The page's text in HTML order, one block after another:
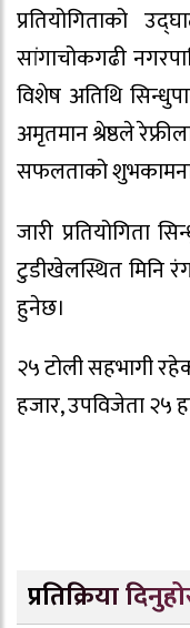
प्रतियोगिताको
सांगाचोकगढी
विशेष अतिथि
अमृतमान श्रेष्ठले
सफलताको शुभकामना
जारी प्रतियोगिता
टुडीखेलस्थित मिनि
हुनेछ।
२५ टोली सहभागी
हजार, उपविजेता २५
प्रतिक्रिया